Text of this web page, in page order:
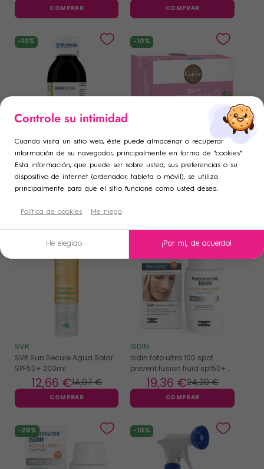
COMPRAR COMPRAR
-10%
NUTERGIA
Nutergia ergyepur 250ml
19,81 €
17,83 €
-10%
GIFRER
Gifrer solución salina 30
monodosis 5ml
2,01 €
1,81 €
SVR
SVR Sun Secure Agua Solar
SPF50+ 200ml
14,07 €
12,66 €
COMPRAR
ISDIN
Isdin foto ultra 100 spot
prevent fusion fluid spf50+
50ml
24,20 €
19,36 €
COMPRAR
-20% -10%
Añadir a la lista de deseos ×
add_circle_outline Crear una nueva lista
((modalTitle)) ×
Crear lista de deseos ×
Nombre de la lista de deseos
Cancelar Crear lista de deseos
Iniciar sesión ×
Debe iniciar sesión para guardar productos en su lista de
deseos.
Cancelar Iniciar sesión
Controle su intimidad
Cuando visita un sitio web, éste puede almacenar o recuperar
información de su navegador, principalmente en forma de "cookies".
Esta información, que puede ser sobre usted, sus preferencias o su
dispositivo de internet (ordenador, tableta o móvil), se utiliza
principalmente para que el sitio funcione como usted desea.
Política de cookies Me niego
He elegido ¡Por mí, de acuerdo!